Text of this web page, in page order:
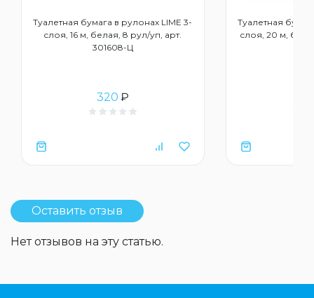
Туалетная бумага в рулонах LIME 3-
слоя, 16 м, белая, 8 рул/уп, арт.
301608-Ц
320 ₽
Туалетная
слоя, 20 м,
Оставить отзыв
Нет отзывов на эту статью.